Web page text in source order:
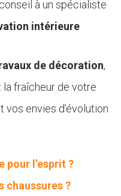
à un spécialiste
intérieure
de décoration,
la fraîcheur de votre
vos envies d’évolution
pour l’esprit ?
chaussures ?